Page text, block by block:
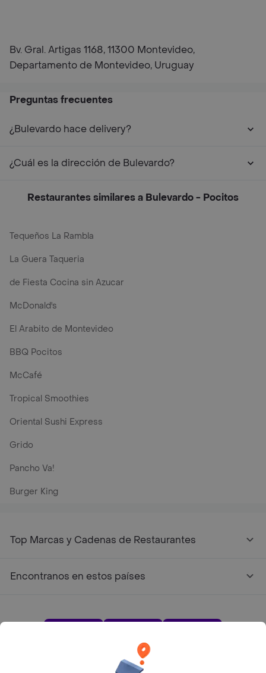
Bv. Gral. Artigas 1168, 11300 Montevideo,
Departamento de Montevideo, Uruguay
Preguntas frecuentes
¿Bulevardo hace delivery?
¿Cuál es la dirección de Bulevardo?
Restaurantes similares a Bulevardo - Pocitos
Tequeños La Rambla
La Guera Taqueria
de Fiesta Cocina sin Azucar
McDonald's
El Arabito de Montevideo
BBQ Pocitos
McCafé
Tropical Smoothies
Oriental Sushi Express
Grido
Pancho Va!
Burger King
Top Marcas y Cadenas de Restaurantes
Encontranos en estos países
Google play